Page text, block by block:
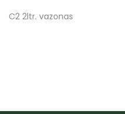
C2 2ltr. vazonas